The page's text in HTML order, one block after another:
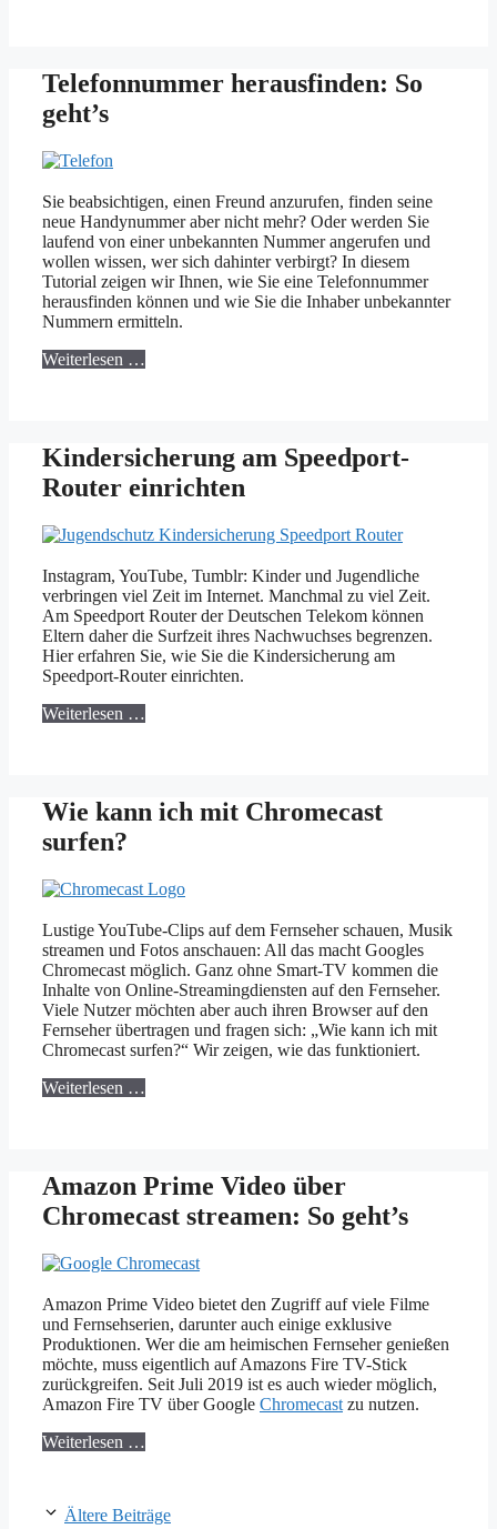
Telefonnummer herausfinden: So
geht’s
Sie beabsichtigen, einen Freund anzurufen, finden seine
neue Handynummer aber nicht mehr? Oder werden Sie
laufend von einer unbekannten Nummer angerufen und
wollen wissen, wer sich dahinter verbirgt? In diesem
Tutorial zeigen wir Ihnen, wie Sie eine Telefonnummer
herausfinden können und wie Sie die Inhaber unbekannter
Nummern ermitteln.
Weiterlesen …
Kindersicherung am Speedport-
Router einrichten
Instagram, YouTube, Tumblr: Kinder und Jugendliche
verbringen viel Zeit im Internet. Manchmal zu viel Zeit.
Am Speedport Router der Deutschen Telekom können
Eltern daher die Surfzeit ihres Nachwuchses begrenzen.
Hier erfahren Sie, wie Sie die Kindersicherung am
Speedport-Router einrichten.
Weiterlesen …
Wie kann ich mit Chromecast
surfen?
Lustige YouTube-Clips auf dem Fernseher schauen, Musik
streamen und Fotos anschauen: All das macht Googles
Chromecast möglich. Ganz ohne Smart-TV kommen die
Inhalte von Online-Streamingdiensten auf den Fernseher.
Viele Nutzer möchten aber auch ihren Browser auf den
Fernseher übertragen und fragen sich: „Wie kann ich mit
Chromecast surfen?“ Wir zeigen, wie das funktioniert.
Weiterlesen …
Amazon Prime Video über
Chromecast streamen: So geht’s
Amazon Prime Video bietet den Zugriff auf viele Filme
und Fernsehserien, darunter auch einige exklusive
Produktionen. Wer die am heimischen Fernseher genießen
möchte, muss eigentlich auf Amazons Fire TV-Stick
zurückgreifen. Seit Juli 2019 ist es auch wieder möglich,
Amazon Fire TV über Google Chromecast zu nutzen.
Weiterlesen …
Ältere Beiträge